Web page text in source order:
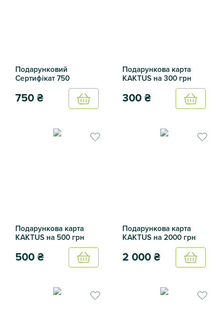
Подарунковий
Сертифікат 750
750₴
Купить
Подарункова карта
KAKTUS на 300 грн
300₴
Купить
Подарункова карта
KAKTUS на 500 грн
500₴
Купить
Подарункова карта
KAKTUS на 2000 грн
2 000₴
Купить